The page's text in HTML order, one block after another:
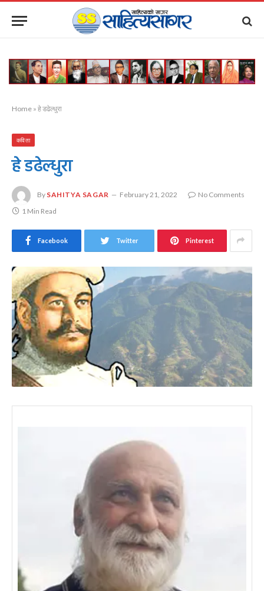
Home » हे डढेल्धुरा
कविता
हे डढेल्धुरा
By SAHITYA SAGAR February 21, 2022
No Comments
1 Min Read
Facebook Twitter Pinterest